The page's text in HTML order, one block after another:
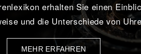
erhalten Sie einen
und die Unterschiede von
MEHR ERFAHREN